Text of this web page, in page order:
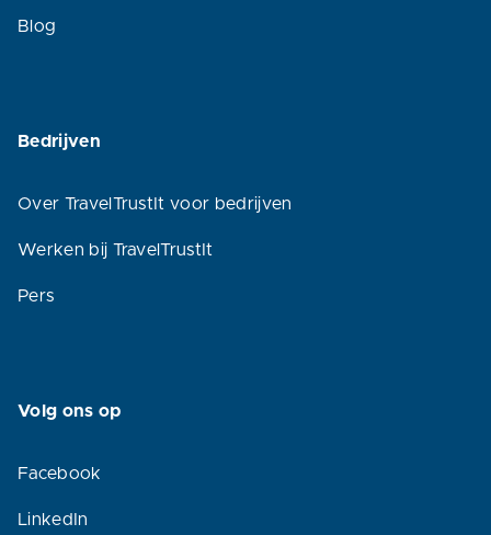
Blog
Bedrijven
Over TravelTrustIt voor bedrijven
Werken bij TravelTrustIt
Pers
Volg ons op
Facebook
LinkedIn